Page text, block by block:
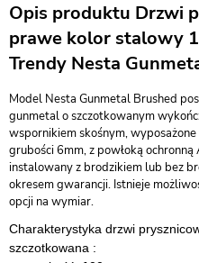
Opis produktu Drzwi
prawe kolor stalowy
Trendy Nesta
Model Nesta Gunmetal Brushed
gunmetal o szczotkowanym
wspornikiem skośnym,
grubości 6mm, z powłoką
instalowany z brodzikiem lub bez
okresem gwarancji. Istnieje
opcji na wymiar.
Charakterystyka drzwi
szczotkowana :